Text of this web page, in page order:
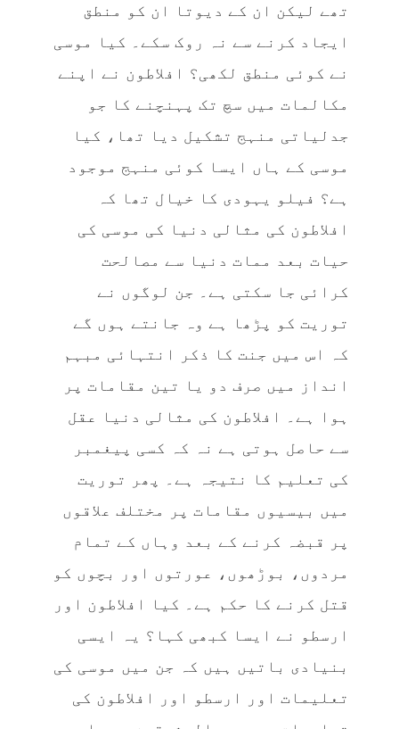
تھے لیکن ان کے دیوتا ان کو منطق
ایجاد کرنے سے نہ روک سکے۔ کیا موسی
نے کوئی منطق لکھی؟ افلاطون نے اپنے
مکالمات میں سچ تک پہنچنے کا جو
جدلیاتی منہج تشکیل دیا تھا، کیا
موسی کے ہاں ایسا کوئی منہج موجود
ہے؟ فیلو یہودی کا خیال تھا کہ
افلاطون کی مثالی دنیا کی موسی کی
حیات بعد ممات دنیا سے مصالحت
کرائی جا سکتی ہے۔ جن لوگوں نے
توریت کو پڑھا ہے وہ جانتے ہوں گے
کہ اس میں جنت کا ذکر انتہائی مبہم
انداز میں صرف دو یا تین مقامات پر
ہوا ہے۔ افلاطون کی مثالی دنیا عقل
سے حاصل ہوتی ہے نہ کہ کسی پیغمبر
کی تعلیم کا نتیجہ ہے۔ پھر توریت
میں بیسیوں مقامات پر مختلف علاقوں
پر قبضہ کرنے کے بعد وہاں کے تمام
مردوں، بوڑھوں، عورتوں اور بچوں کو
قتل کرنے کا حکم ہے۔ کیا افلاطون اور
ارسطو نے ایسا کبھی کہا؟ یہ ایسی
بنیادی باتیں ہیں کہ جن میں موسی کی
تعلیمات اور ارسطو اور افلاطون کی